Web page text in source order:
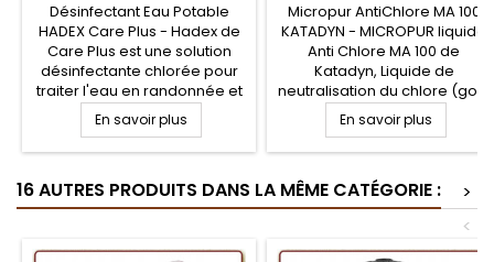
Désinfectant Eau Potable
HADEX Care Plus - Hadex de
Care Plus est une solution
désinfectante chlorée pour
traiter l'eau en randonnée et
camping et la rendre potable
après élimination des
bactéries et virus. Un flacon
de l'eau potable Hadex de
Care Plus permet de traiter
car son dosage est à la...
En savoir plus
Micropur AntiChlore MA 100
KATADYN - MICROPUR liquide
Anti Chlore MA 100 de
Katadyn, Liquide de
neutralisation du chlore (goût
et odeur) contenu dans l'eau
après traitement chimique. Le
MICROPUR Antichlore MA 100
après la purification de votre
eau avec MICROPUR Forte
En savoir plus
16 AUTRES PRODUITS DANS LA MÊME CATÉGORIE :
>
<